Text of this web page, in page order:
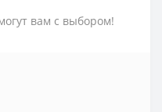
вам с выбором!